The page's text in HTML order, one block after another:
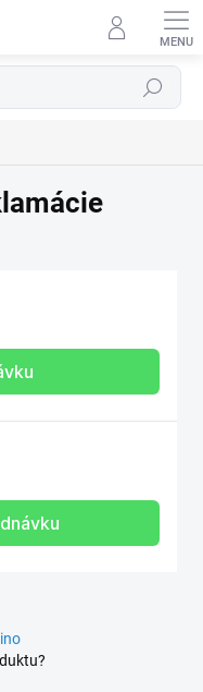
Hľadať